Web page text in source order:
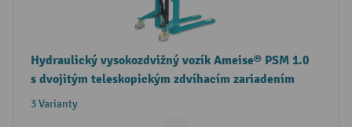
Hydraulický vysokozdvižný vozík Ameise® PSM 1.0
s dvojitým teleskopickým zdvíhacím zariadením
3 Varianty